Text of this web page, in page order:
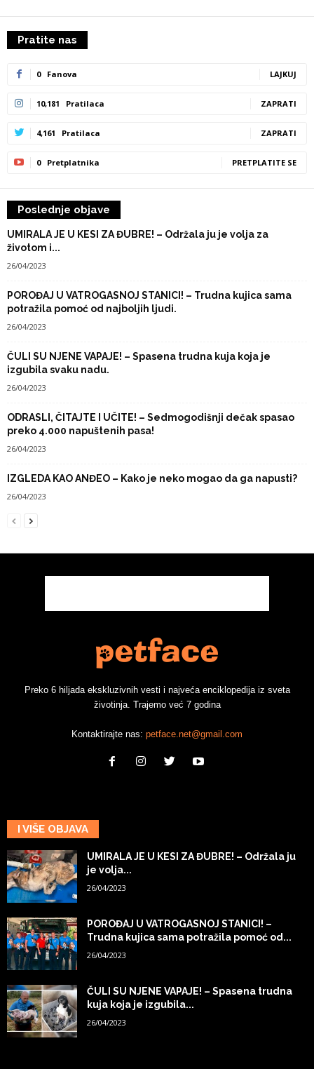
Pratite nas
0 Fanova LAJKUJ
10,181 Pratilaca ZAPRATI
4,161 Pratilaca ZAPRATI
0 Pretplatnika PRETPLATITE SE
Poslednje objave
UMIRALA JE U KESI ZA ĐUBRE! – Održala ju je volja za
životom i...
26/04/2023
POROĐAJ U VATROGASNOJ STANICI! – Trudna kujica sama
potražila pomoć od najboljih ljudi.
26/04/2023
ČULI SU NJENE VAPAJE! – Spasena trudna kuja koja je
izgubila svaku nadu.
26/04/2023
ODRASLI, ČITAJTE I UČITE! – Sedmogodišnji dečak spasao
preko 4.000 napuštenih pasa!
26/04/2023
IZGLEDA KAO ANĐEO – Kako je neko mogao da ga napusti?
26/04/2023
Preko 6 hiljada ekskluzivnih vesti i najveća enciklopedija iz sveta
životinja. Trajemo već 7 godina
Kontaktirajte nas: petface.net@gmail.com
I VIŠE OBJAVA
UMIRALA JE U KESI ZA ĐUBRE! – Održala ju
je volja...
26/04/2023
POROĐAJ U VATROGASNOJ STANICI! –
Trudna kujica sama potražila pomoć od...
26/04/2023
ČULI SU NJENE VAPAJE! – Spasena trudna
kuja koja je izgubila...
26/04/2023